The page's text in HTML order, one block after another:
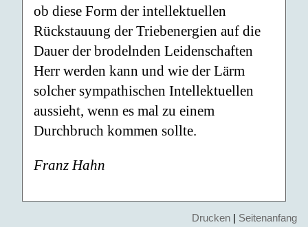
ob diese Form der intellektuellen
Rückstauung der Triebenergien auf die
Dauer der brodelnden Leidenschaften
Herr werden kann und wie der Lärm
solcher sympathischen Intellektuellen
aussieht, wenn es mal zu einem
Durchbruch kommen sollte.
Franz Hahn
Drucken | Seitenanfang